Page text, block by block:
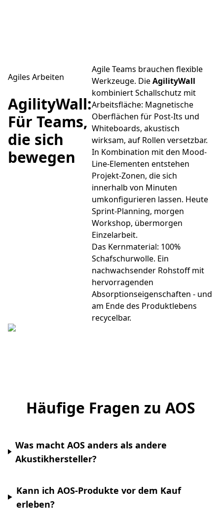
Agiles Arbeiten
AgilityWall:
Für Teams,
die sich
bewegen
Agile Teams brauchen flexible
Werkzeuge. DieAgilityWall
kombiniert Schallschutz mit
Arbeitsfläche: Magnetische
Oberflächen für Post-Its und
Whiteboards, akustisch
wirksam, auf Rollen versetzbar.
In Kombination mit den Mood-
Line-Elementen entstehen
Projekt-Zonen, die sich
innerhalb von Minuten
umkonfigurieren lassen. Heute
Sprint-Planning, morgen
Workshop, übermorgen
Einzelarbeit.
Das Kernmaterial: 100%
Schafschurwolle. Ein
nachwachsender Rohstoff mit
hervorragenden
Absorptionseigenschaften - und
am Ende des Produktlebens
recycelbar.
Häufige Fragen zu AOS
Was macht AOS anders als andere
Akustikhersteller?
Kann ich AOS-Produkte vor dem Kauf
erleben?